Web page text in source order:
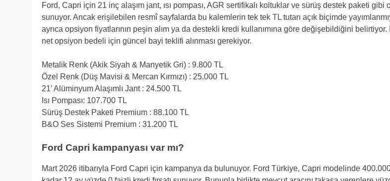
Ford, Capri için 21 inç alaşım jant, ısı pompası, AGR sertifikalı koltuklar ve sürüş destek paketi gibi
sunuyor. Ancak erişilebilen resmî sayfalarda bu kalemlerin tek tek TL tutarı açık biçimde
ayrıca opsiyon fiyatlarının peşin alım ya da destekli kredi kullanımına göre değişebildiğini
net opsiyon bedeli için güncel bayi teklifi alınması gerekiyor.
Metalik Renk (Akik Siyah & Manyetik Gri) : 9.800 TL
Özel Renk (Düş Mavisi & Mercan Kırmızı) : 25.000 TL
21′ Alüminyum Alaşımlı Jant : 24.500 TL
Isı Pompası: 107.700 TL
Sürüş Destek Paketi Premium : 88.100 TL
B&O Ses Sistemi Premium : 31.200 TL
Ford Capri kampanyası var mı?
Mart 2026 itibarıyla Ford Capri için kampanya da bulunuyor. Ford Türkiye, Capri modelinde